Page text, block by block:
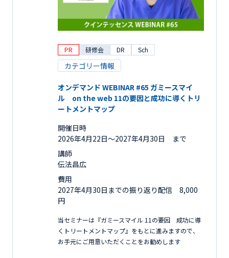
PR 研修会 DR Sch
カテゴリー情報
オンデマンド WEBINAR #65 ガミースマイ
ル on the web 11の要因と成功に導くトリ
ートメントマップ
開催日時
2026年4月22日〜2027年4月30日 まで
講師
伝法昌広
費用
2027年4月30日までの振り返り配信 8,000
円
当セミナーは『ガミースマイル 11の要因 成功に導
くトリートメントマップ』をもとに進みますので、
お手元にご用意いただくことをお勧めします